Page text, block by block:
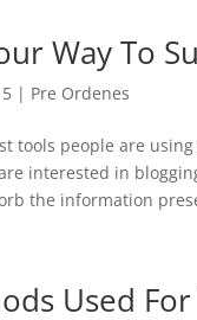
Way To
| Pre Ordenes
tools people are
interested in
the information
Used